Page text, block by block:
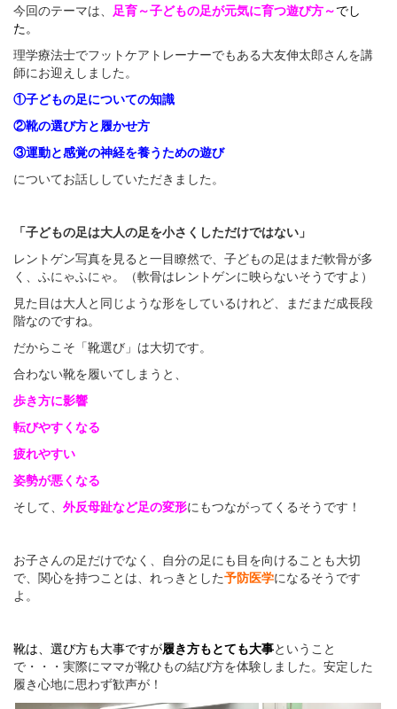
今回のテーマは、 足育～子どもの足が元気に育つ遊び方～でし
た。
理学療法士でフットケアトレーナーでもある大友伸太郎さんを講
師にお迎えしました。
①子どもの足についての知識
②靴の選び方と履かせ方
③運動と感覚の神経を養うための遊び
についてお話ししていただきました。
「子どもの足は大人の足を小さくしただけではない」
レントゲン写真を見ると一目瞭然で、子どもの足はまだ軟骨が多
く、ふにゃふにゃ。（軟骨はレントゲンに映らないそうですよ）
見た目は大人と同じような形をしているけれど、まだまだ成長段
階なのですね。
だからこそ「靴選び」は大切です。
合わない靴を履いてしまうと、
歩き方に影響
転びやすくなる
疲れやすい
姿勢が悪くなる
そして、 外反母趾など足の変形にもつながってくるそうです！
お子さんの足だけでなく、自分の足にも目を向けることも大切
で、関心を持つことは、れっきとした予防医学になるそうです
よ。
靴は、選び方も大事ですが履き方もとても大事ということ
で・・・実際にママが靴ひもの結び方を体験しました。安定した
履き心地に思わず歓声が！